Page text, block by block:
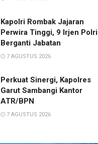
Kapolri Rombak Jajaran
Perwira Tinggi, 9 Irjen Polri
Berganti Jabatan
7 AGUSTUS 2026
Perkuat Sinergi, Kapolres
Garut Sambangi Kantor
ATR/BPN
7 AGUSTUS 2026